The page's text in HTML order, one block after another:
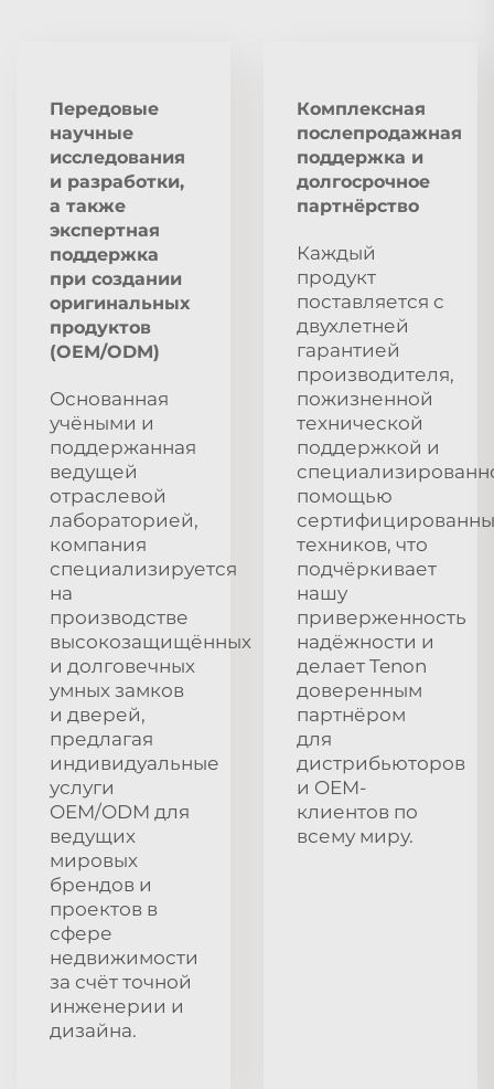
Передовые
научные
исследования
и разработки,
а также
экспертная
поддержка
при создании
оригинальных
продуктов
(OEM/ODM)
Основанная
учёными и
поддержанная
ведущей
отраслевой
лабораторией,
компания
специализируется
на
производстве
высокозащищённых
и долговечных
умных замков
и дверей,
предлагая
индивидуальные
услуги
OEM/ODM для
ведущих
мировых
брендов и
проектов в
сфере
недвижимости
за счёт точной
инженерии и
дизайна.
Комплексная
послепродажная
поддержка и
долгосрочное
партнёрство
Каждый
продукт
поставляется с
двухлетней
гарантией
производителя,
пожизненной
технической
поддержкой и
помощью
техников, что
подчёркивает
нашу
приверженность
надёжности и
делает Tenon
доверенным
партнёром
для
дистрибьюторов
и OEM-
клиентов по
всему миру.